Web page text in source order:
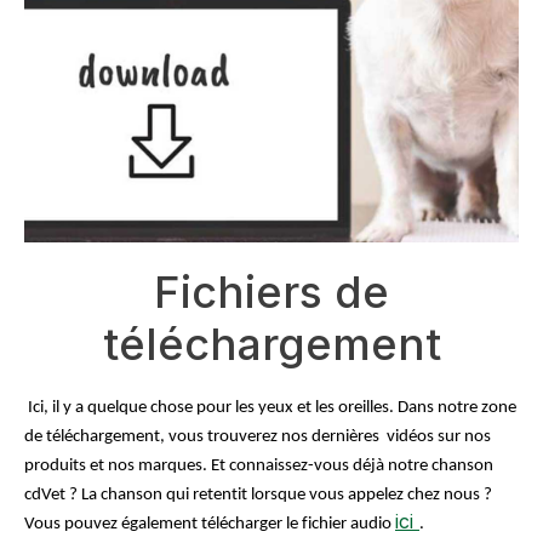
Fichiers de
téléchargement
de téléchargement, vous trouverez nos dernières  vidéos sur nos
produits et nos marques. Et connaissez-vous déjà notre chanson
cdVet ? La chanson qui retentit lorsque vous appelez chez nous ?
Vous pouvez également télécharger le fichier audio ici .